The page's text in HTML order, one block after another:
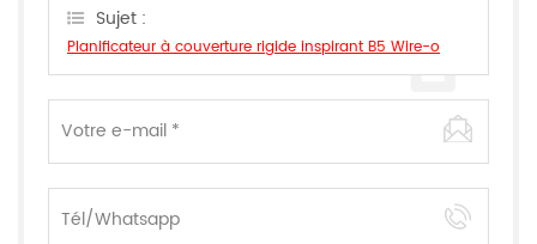
Sujet :
Planificateur à couverture rigide inspirant B5 Wire-o